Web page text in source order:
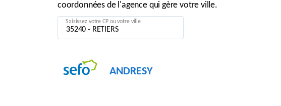
coordonnées de l'agence qui gère votre ville.
Saisissez votre CP ou votre ville
ANDRESY